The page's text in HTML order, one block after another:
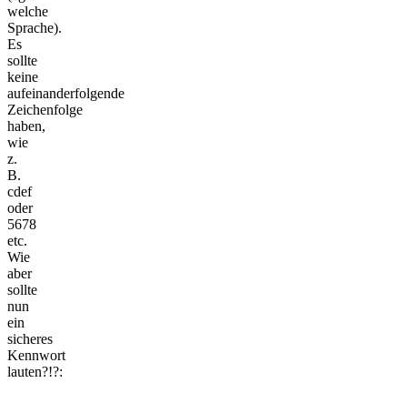
welche
Sprache).
Es
sollte
keine
aufeinanderfolgende
Zeichenfolge
haben,
wie
z.
B.
cdef
oder
5678
etc.
Wie
aber
sollte
nun
ein
sicheres
Kennwort
lauten?!?: